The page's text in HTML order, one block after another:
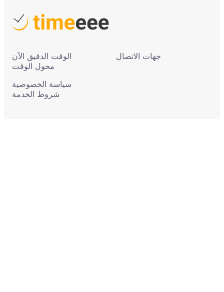
الوقت الدقيق الآن
محول الوقت
جهات الاتصال
سياسة الخصوصية
شروط الخدمة